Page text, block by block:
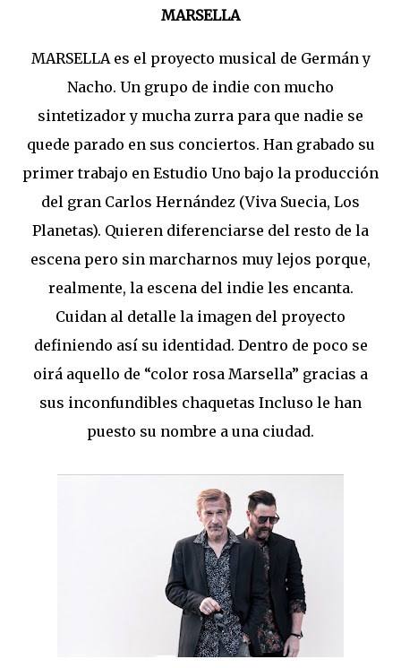
MARSELLA
MARSELLA es el proyecto musical de Germán y
Nacho. Un grupo de indie con mucho
sintetizador y mucha zurra para que nadie se
quede parado en sus conciertos. Han grabado su
primer trabajo en Estudio Uno bajo la producción
del gran Carlos Hernández (Viva Suecia, Los
Planetas). Quieren diferenciarse del resto de la
escena pero sin marcharnos muy lejos porque,
realmente, la escena del indie les encanta.
Cuidan al detalle la imagen del proyecto
definiendo así su identidad. Dentro de poco se
oirá aquello de “color rosa Marsella” gracias a
sus inconfundibles chaquetas Incluso le han
puesto su nombre a una ciudad.